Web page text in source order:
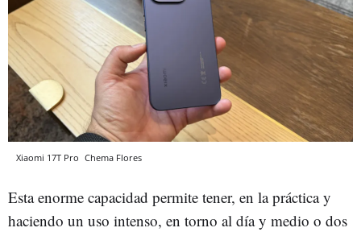
Xiaomi 17T Pro Chema Flores
Esta enorme capacidad permite tener, en la práctica y
haciendo un uso intenso, en torno al día y medio o dos